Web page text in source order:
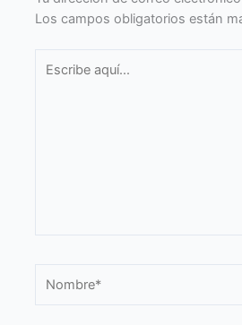
Los campos obligatorios están
aquí...